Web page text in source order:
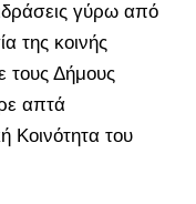
γύρω από
της κοινής
τους Δήμους
απτά
Κοινότητα του